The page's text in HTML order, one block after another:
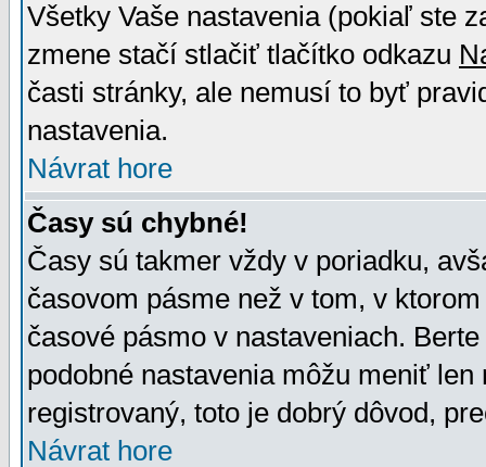
Všetky Vaše nastavenia (pokiaľ ste
zmene stačí stlačiť tlačítko odkazu
časti stránky, ale nemusí to byť
nastavenia.
Návrat hore
Časy sú chybné!
Časy sú takmer vždy v poriadku,
časovom pásme než v tom, v
časové pásmo v nastaveniach.
podobné nastavenia môžu meniť
registrovaný, toto je dobrý dôvod,
Návrat hore